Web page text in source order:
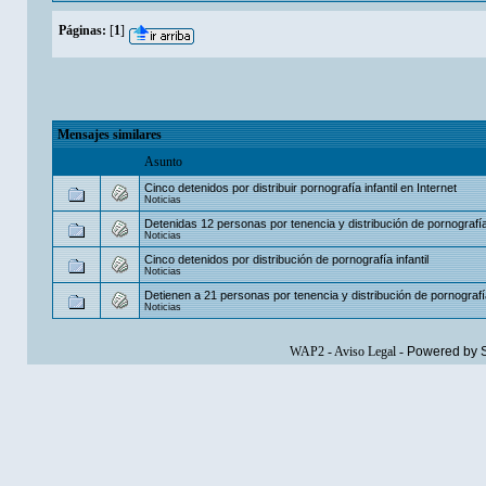
Páginas: [1]
Mensajes similares
Asunto
Cinco detenidos por distribuir pornografía infantil en Internet
Noticias
Detenidas 12 personas por tenencia y distribución de
Noticias
Cinco detenidos por distribución de pornografía infantil
Noticias
Detienen a 21 personas por tenencia y distribución de
Noticias
WAP2-Aviso Legal- Powered by